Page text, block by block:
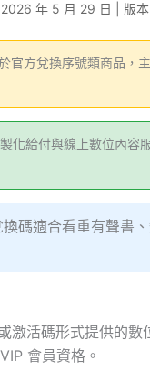
年 5 月 29 日 | 版
官方兌換序號類商品，
化給付與線上數位內容
碼適合看重有聲書
激活碼形式提供的
會員資格。